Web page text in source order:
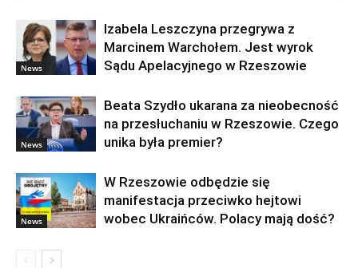
News
Izabela Leszczyna przegrywa z
Marcinem Warchołem. Jest wyrok
Sądu Apelacyjnego w Rzeszowie
News
Beata Szydło ukarana za nieobecność
na przesłuchaniu w Rzeszowie. Czego
unika była premier?
News
W Rzeszowie odbędzie się
manifestacja przeciwko hejtowi
wobec Ukraińców. Polacy mają dość?